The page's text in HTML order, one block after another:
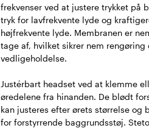
frekvenser ved at justere trykket på
tryk for lavfrekvente lyde og
højfrekvente lyde. Membranen er
tage af, hvilket sikrer nem rengøring
vedligeholdelse.
Justérbart headset ved at klemme
øredelene fra hinanden. De blødt
kan justeres efter ørets størrelse og
for forstyrrende baggrundsstøj.